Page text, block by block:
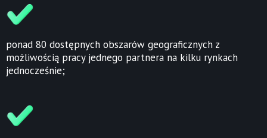
ponad 80 dostępnych obszarów geograficznych z
możliwością pracy jednego partnera na kilku rynkach
jednocześnie;